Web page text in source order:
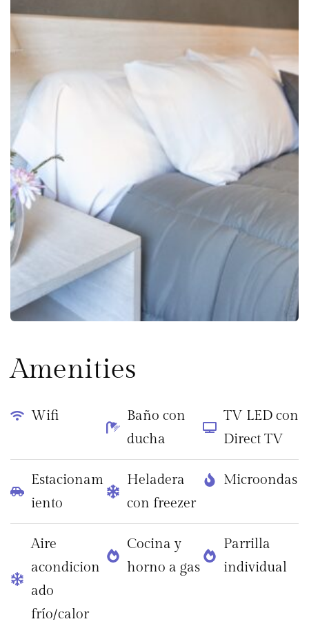
Amenities
Wifi
Baño con
ducha
TV LED con
Direct TV
Estacionam
iento
Heladera
con freezer
Microondas
Aire
acondicion
ado
frío/calor
Cocina y
horno a gas
Parrilla
individual